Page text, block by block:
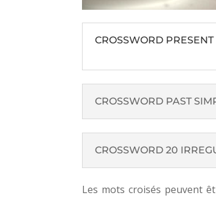
CROSSWORD
CROSSWORD PAST
CROSSWORD 20
Les mots croisés peuvent